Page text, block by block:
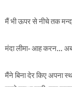
मैं भी ऊपर से नीचे तक
मंदा लीमा- आह करन…
मैंने बिना देर किए अपना